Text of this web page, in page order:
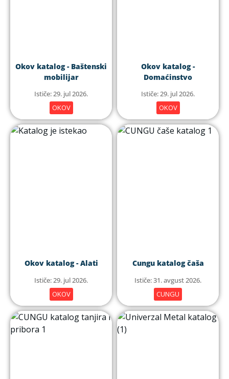
Okov katalog - Baštenski
mobilijar
Ističe: 29. jul 2026.
OKOV
Okov katalog -
Domaćinstvo
Ističe: 29. jul 2026.
OKOV
Okov katalog - Alati
Ističe: 29. jul 2026.
OKOV
Cungu katalog čaša
Ističe: 31. avgust 2026.
CUNGU